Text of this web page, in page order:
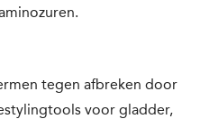
tegen afbreken door
voor gladder,